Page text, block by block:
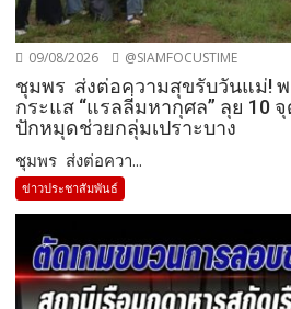
09/08/2026 @SIAMFOCUSTIME
ชุมพร ส่งต่อความสุขรับวันแม่!
กระแส “แรลลี่มหากุศล” ลุย 10
ปักหมุดช่วยกลุ่มเปราะบาง
ชุมพร ส่งต่อควา...
ข่าวประชาสัมพันธ์